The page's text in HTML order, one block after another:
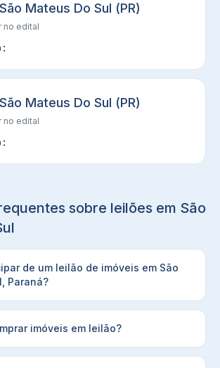
Mateus Do Sul (PR)
no edital
Mateus Do Sul (PR)
no edital
sobre leilões em São
de um leilão de imóveis em São
Paraná?
imóveis em leilão?